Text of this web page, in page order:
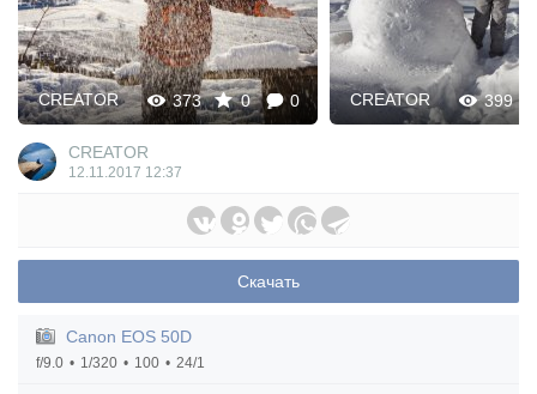
373 0 0
CREATOR 399
CREATOR
CREATOR
12.11.2017 12:37
Скачать
Canon EOS 50D
f/9.0 1/320 100 24/1